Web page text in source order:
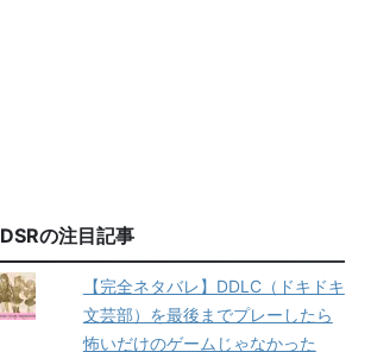
DSRの注目記事
【完全ネタバレ】DDLC（ドキドキ
文芸部）を最後までプレーしたら
怖いだけのゲームじゃなかった